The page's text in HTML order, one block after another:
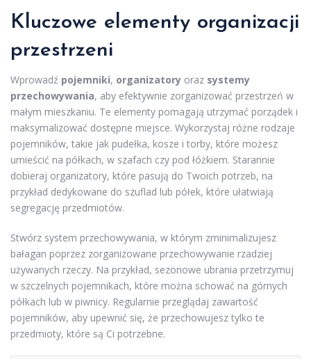
Kluczowe elementy organizacji
przestrzeni
Wprowadź pojemniki, organizatory oraz systemy
przechowywania, aby efektywnie zorganizować przestrzeń w
małym mieszkaniu. Te elementy pomagają utrzymać porządek i
maksymalizować dostępne miejsce. Wykorzystaj różne rodzaje
pojemników, takie jak pudełka, kosze i torby, które możesz
umieścić na półkach, w szafach czy pod łóżkiem. Starannie
dobieraj organizatory, które pasują do Twoich potrzeb, na
przykład dedykowane do szuflad lub półek, które ułatwiają
segregację przedmiotów.
Stwórz system przechowywania, w którym zminimalizujesz
bałagan poprzez zorganizowane przechowywanie rzadziej
używanych rzeczy. Na przykład, sezonowe ubrania przetrzymuj
w szczelnych pojemnikach, które można schować na górnych
półkach lub w piwnicy. Regularnie przeglądaj zawartość
pojemników, aby upewnić się, że przechowujesz tylko te
przedmioty, które są Ci potrzebne.